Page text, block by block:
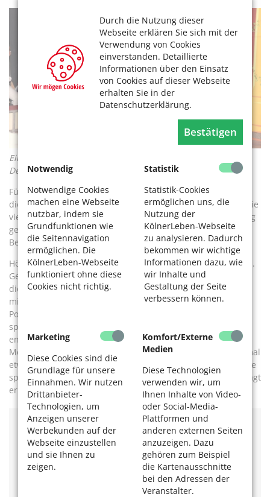
Durch die Nutzung dieser
Webseite erklären Sie sich mit der
Verwendung von Cookies
einverstanden. Detaillierte
Informationen über den Einsatz
von Cookies auf dieser Webseite
erhalten Sie in der
Datenschutzerklärung.
Bestätigen
Notwendig
Notwendige Cookies
machen eine Webseite
nutzbar, indem sie
Grundfunktionen wie
die Seitennavigation
ermöglichen. Die
KölnerLeben-Webseite
funktioniert ohne diese
Cookies nicht richtig.
Statistik
Statistik-Cookies
ermöglichen uns, die
Nutzung der
KölnerLeben-Webseite
zu analysieren. Dadurch
bekommen wir wichtige
Informationen dazu, wie
wir Inhalte und
Gestaltung der Seite
verbessern können.
Marketing
Diese Cookies sind die
Grundlage für unsere
Einnahmen. Wir nutzen
Drittanbieter-
Technologien, um
Anzeigen unserer
Werbekunden auf der
Webseite einzustellen
und sie Ihnen zu
zeigen.
Komfort/Externe
Medien
Diese Technologien
verwenden wir, um
Ihnen Inhalte von Video-
oder Social-Media-
Plattformen und
anderen externen Seiten
anzuzeigen. Dazu
gehören zum Beispiel
die Kartenausschnitte
bei den Adressen der
Veranstalter.
Einmal den Clown in sich entdecken. Foto: Bürgerzentrum
Deutz
Für Klütsch geht dieser Ansatz auf jeden Fall auf. „Ich finde
diese Atmosphäre einfach toll“, schwärmt er. „Dieses Zelt, die
vielen fröhlichen Menschen, mit denen man den ganzen Tag
gemeinsam etwas einübt. Man hat so viele interessante
Begegnungen, es fühlt sich alles leicht und locker an.“
Höhepunkt und Finale ist die Varieté-Show am Freitagabend.
Gemeinsam wird eine Rahmengeschichte entworfen, in die
die einzelnen Darbietungen eingebettet werden. „So etwas
mit den Kids auf die Beine zu stellen, das gibt unheimlich
Power“, drückt Klütsch es in Jugendsprache aus. „Es ist total
spannend, was aus dieser Verbindung der Generationen
entstehen kann.“ Mit seiner Begeisterung für das
Mehrgenerationen-Varieté will er andere anstecken. „Wer mal
etwas anderes erleben will als Kaffeetrinken oder Brettspiele
spielen, dem kann ich es nur wärmstens ans Herz legen“, sagt
er.
Informationen
Nächster Workshop
von Mo, 27. Juli, bis Fr, 31. Juli 2026
Kosten: 100 Euro, halbtags 55 Euro, Mittagessen 30
Euro. Familienermäßigung möglich.